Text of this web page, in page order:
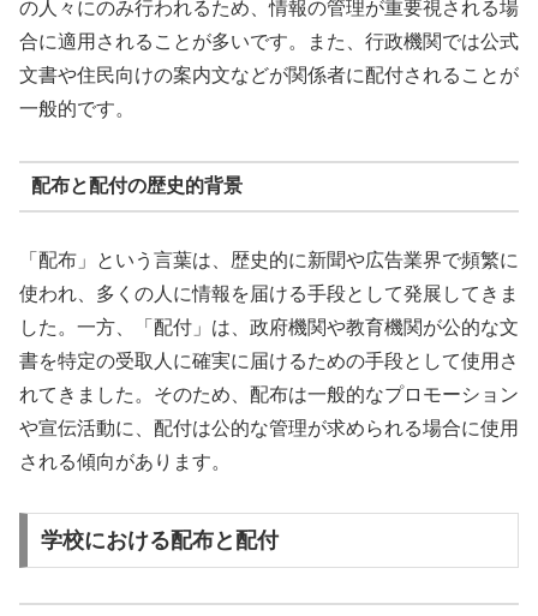
の人々にのみ行われるため、情報の管理が重要視される場
合に適用されることが多いです。また、行政機関では公式
文書や住民向けの案内文などが関係者に配付されることが
一般的です。
配布と配付の歴史的背景
「配布」という言葉は、歴史的に新聞や広告業界で頻繁に
使われ、多くの人に情報を届ける手段として発展してきま
した。一方、「配付」は、政府機関や教育機関が公的な文
書を特定の受取人に確実に届けるための手段として使用さ
れてきました。そのため、配布は一般的なプロモーション
や宣伝活動に、配付は公的な管理が求められる場合に使用
される傾向があります。
学校における配布と配付